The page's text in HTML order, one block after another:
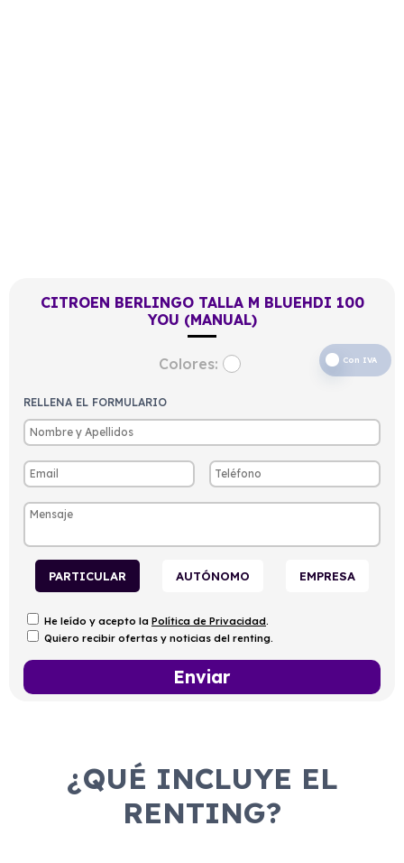
CITROEN BERLINGO TALLA M BLUEHDI 100
YOU (MANUAL)
Con IVA
Colores:
RELLENA EL FORMULARIO
PARTICULAR AUTÓNOMO EMPRESA
He leído y acepto la Política de Privacidad.
Quiero recibir ofertas y noticias del renting.
¿QUÉ INCLUYE EL
RENTING?